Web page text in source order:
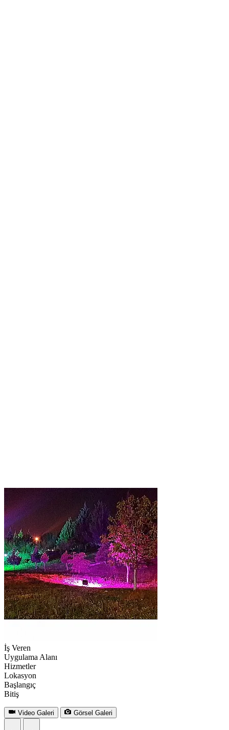
İş Veren
Uygulama Alanı
Hizmetler
Lokasyon
Başlangıç
Bitiş
Video Galeri Görsel Galeri